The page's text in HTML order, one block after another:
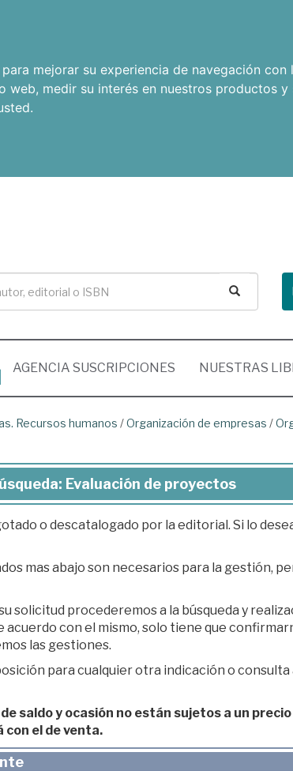
mejorar su experiencia de navegación con
web, medir su interés en nuestros productos
.
AGENCIA SUSCRIPCIONES NUESTRAS
Recursos humanos /Organización de empresas /
Evaluación de proyectos
o descatalogado por la editorial. Si lo
mas abajo son necesarios para la gestión,
solicitud procederemos a la búsqueda y
solo tiene que confirmarnos su presupuesto en respuesta a nuestro e-
las gestiones.
para cualquier otra indicación o
de saldo y ocasión no están sujetos a un
con el de venta.